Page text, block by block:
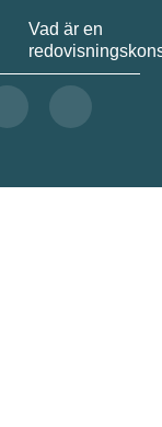
Vad är en